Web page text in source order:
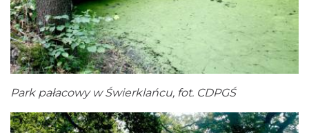
Park pałacowy w Świerklańcu, fot. CDPGŚ